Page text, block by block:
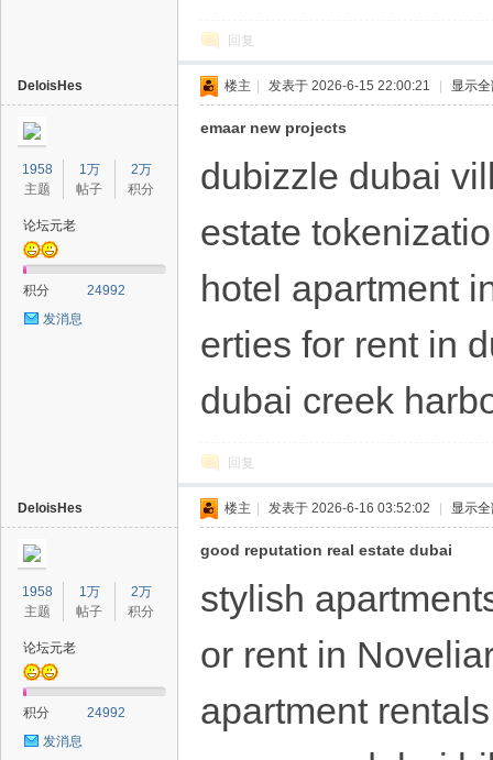
回复
DeloisHes
1958
主题
1万
帖子
2万
积分
论坛元老
积分
24992
发消息
楼主 发表于 2026-6-15 22:00:21 显示
emaar new projects
dubizzle dubai
estate
hotel apartment
erties for rent in
dubai creek
回复
DeloisHes
1958
主题
1万
帖子
2万
积分
论坛元老
积分
24992
发消息
楼主 发表于 2026-6-16 03:52:02 显示
good reputation real estate dubai
stylish
or rent in
apartment